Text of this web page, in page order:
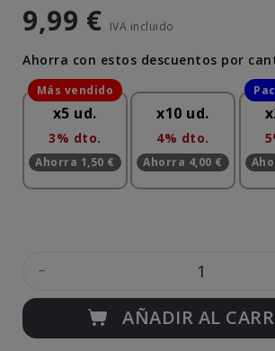
9,99 € IVA incluido
Ahorra con estos descuentos por
x5 ud.
3% dto.
Ahorra 1,50 €
x10 ud.
4% dto.
Ahorra 4,00 €
-
AÑADIR AL